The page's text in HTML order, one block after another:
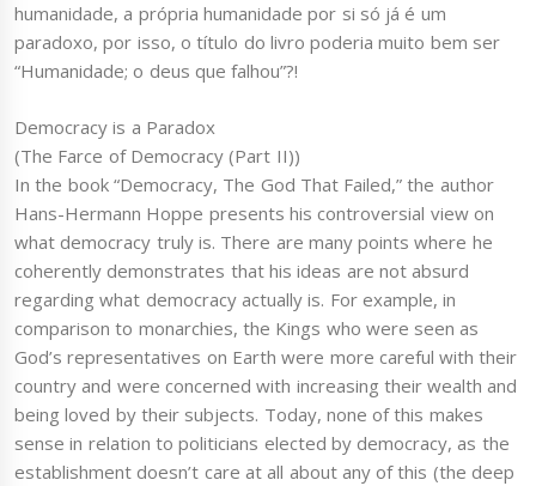
humanidade, a própria humanidade por si só já é um
paradoxo, por isso, o título do livro poderia muito bem ser
“Humanidade; o deus que falhou”?!
Democracy is a Paradox
(The Farce of Democracy (Part II))
In the book “Democracy, The God That Failed,” the author
Hans-Hermann Hoppe presents his controversial view on
what democracy truly is. There are many points where he
coherently demonstrates that his ideas are not absurd
regarding what democracy actually is. For example, in
comparison to monarchies, the Kings who were seen as
God’s representatives on Earth were more careful with their
country and were concerned with increasing their wealth and
being loved by their subjects. Today, none of this makes
sense in relation to politicians elected by democracy, as the
establishment doesn’t care at all about any of this (the deep